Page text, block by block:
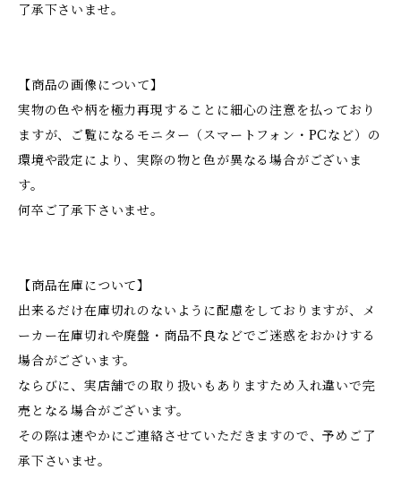
了承下さいませ。
【商品の画像について】
実物の色や柄を極力再現することに細心の注意を払っており
ますが、ご覧になるモニター（スマートフォン・PCなど）の
環境や設定により、実際の物と色が異なる場合がございま
す。
何卒ご了承下さいませ。
【商品在庫について】
出来るだけ在庫切れのないように配慮をしておりますが、メ
ーカー在庫切れや廃盤・商品不良などでご迷惑をおかけする
場合がございます。
ならびに、実店舗での取り扱いもありますため入れ違いで完
売となる場合がございます。
その際は速やかにご連絡させていただきますので、予めご了
承下さいませ。